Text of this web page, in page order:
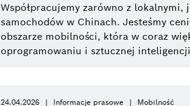
Współpracujemy zarówno z
samochodów w Chinach. Jesteśmy
obszarze mobilności, która w coraz
oprogramowaniu i sztucznej
24.04.2026 Informacje prasowe Mobilność